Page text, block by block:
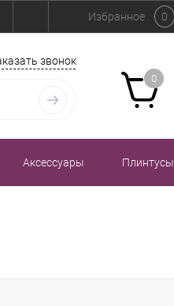
Избранное 0
звонок
0
Аксессуары Плинтусы